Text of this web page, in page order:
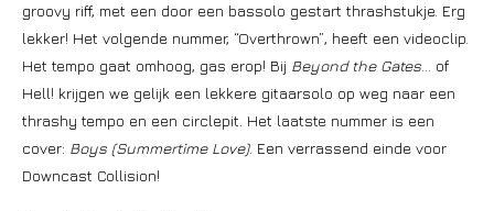
groovy riff, met een door een bassolo gestart thrashstukje. Erg
lekker! Het volgende nummer, “Overthrown”, heeft een videoclip.
Het tempo gaat omhoog, gas erop! Bij Beyond the Gates … of
Hell! krijgen we gelijk een lekkere gitaarsolo op weg naar een
thrashy tempo en een circlepit. Het laatste nummer is een
cover: Boys (Summertime Love). Een verrassend einde voor
Downcast Collision!